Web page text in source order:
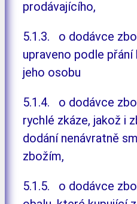
prodávajícího,
5.1.3. o dodávce
upraveno podle
jeho osobu
5.1.4. o dodávce
rychlé zkáze, jakož i
dodání nenávratně
zbožím,
5.1.5. o dodávce